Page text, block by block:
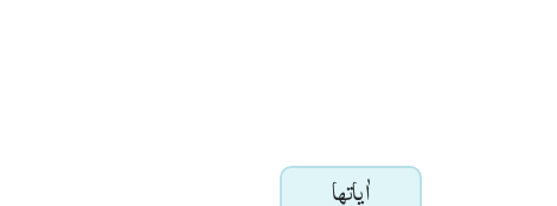
اٰياتها